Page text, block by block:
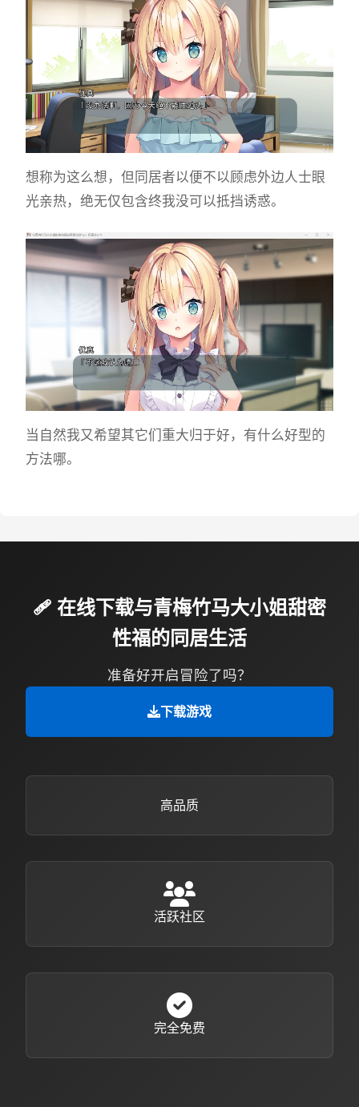
想称为这么想，但同居者以便不以顾虑外边人士眼
光亲热，绝无仅包含终我没可以抵挡诱惑。
当自然我又希望其它们重大归于好，有什么好型的
方法哪。
🩹 在线下载与青梅竹马大小姐甜密
性福的同居生活
准备好开启冒险了吗？
下载游戏
高品质
活跃社区
完全免费